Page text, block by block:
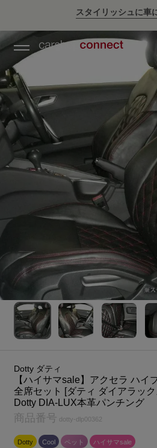
スタイリッシュに車
Dotty ダティ
【ハイサマsale】アクセラ ハイ
全席セット [ダティ ダイアラッ
Dotty DIA-LUX本革パンチング
商品番号 dotty-dlp00362
Dotty Cool ペット ハイサマsale